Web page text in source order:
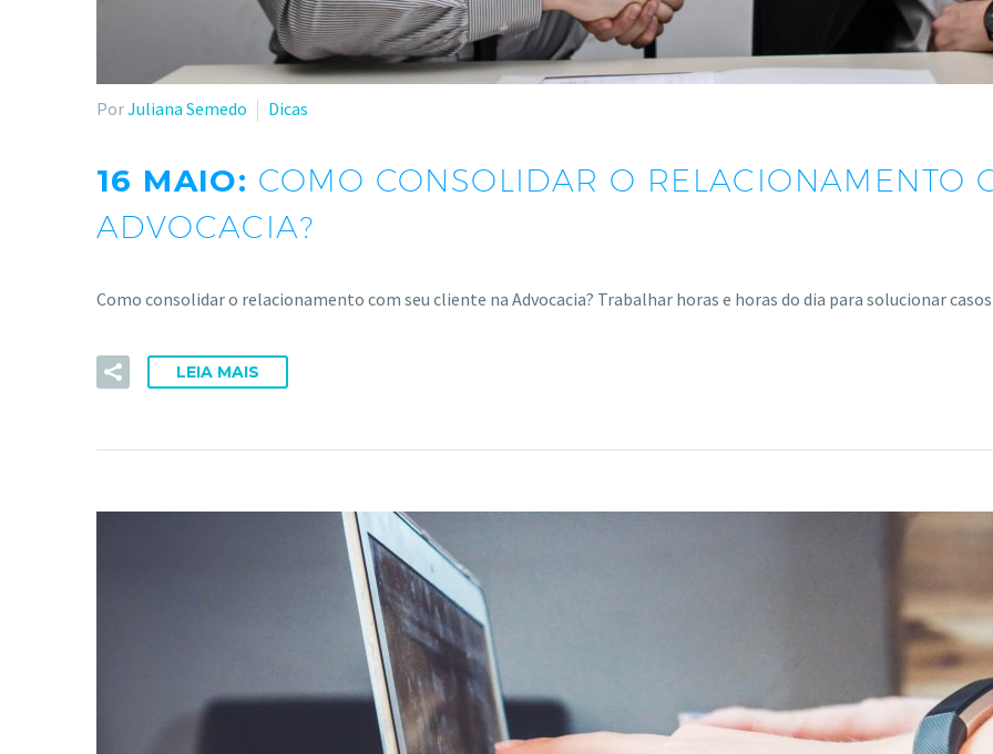
PorJuliana Semedo Dicas
16 MAIO: COMO CONSOLIDAR O RELACIONAMENTO
ADVOCACIA?
Como consolidar o relacionamento com seu cliente na Advocacia? Trabalhar horas e horas do dia para solucionar
LEIA MAIS